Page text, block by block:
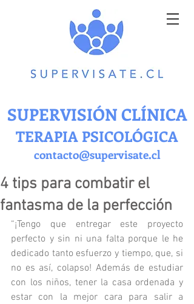
SUPERVISIÓN CLÍNICA
TERAPIA PSICOLÓGICA
contacto@supervisate.cl
4 tips para combatir el
fantasma de la perfección
“¡Tengo que entregar este proyecto
perfecto y sin ni una falta porque le he
dedicado tanto esfuerzo y tiempo, que, si
no es así, colapso! Además de estudiar
con los niños, tener la casa ordenada y
estar con la mejor cara para salir a